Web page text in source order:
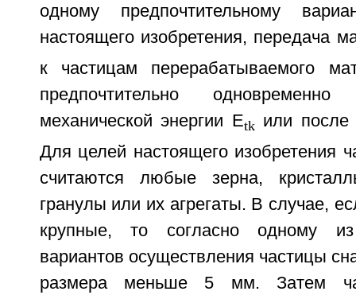
одному предпочтительному
настоящего изобретения, передача
к частицам перерабатываемого
предпочтительно
механической энергии Etkили после
Для целей настоящего изобретения
считаются любые зерна,
гранулы или их агрегаты. В случае,
крупные, то согласно одному из
вариантов осуществления частицы
размера меньше 5 мм. Затем